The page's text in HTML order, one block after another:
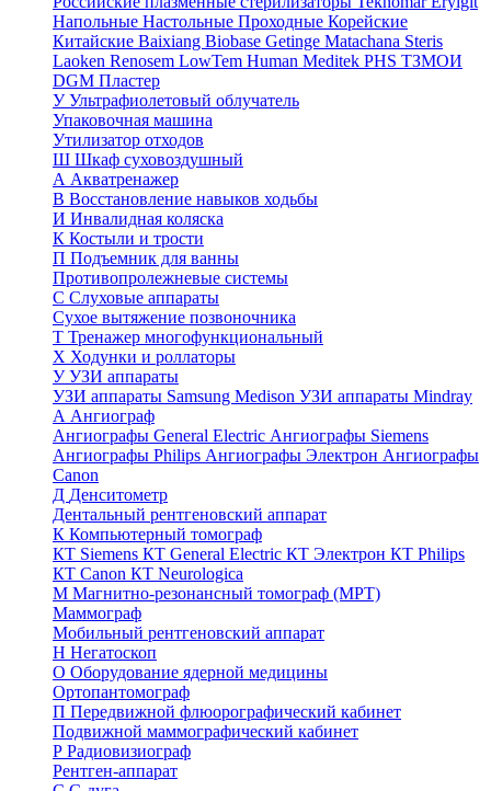
Напольные Настольные Проходные Корейские
Китайские Baixiang Biobase Getinge Matachana Steris
Laoken Renosem LowTem Human Meditek PHS ТЗМОИ
DGM Пластер
УУльтрафиолетовый облучатель
Упаковочная машина
Утилизатор отходов
Ш Шкаф суховоздушный
А Акватренажер
В Восстановление навыков ходьбы
И Инвалидная коляска
К Костыли и трости
П Подъемник для ванны
Противопролежневые системы
С Слуховые аппараты
Сухое вытяжение позвоночника
Т Тренажер многофункциональный
Х Ходунки и роллаторы
УУЗИ аппараты
УЗИ аппараты Samsung Medison УЗИ аппараты Mindray
А Ангиограф
Ангиографы General Electric Ангиографы Siemens
Ангиографы Philips Ангиографы Электрон Ангиографы
Canon
Д Денситометр
Дентальный рентгеновский аппарат
К Компьютерный томограф
КТ Siemens КТ General Electric КТ Электрон КТ Philips
КТ Canon КТ Neurologica
М Магнитно-резонансный томограф (МРТ)
Маммограф
Мобильный рентгеновский аппарат
Н Негатоскоп
О Оборудование ядерной медицины
Ортопантомограф
П Передвижной флюорографический кабинет
Подвижной маммографический кабинет
Р Радиовизиограф
Рентген-аппарат